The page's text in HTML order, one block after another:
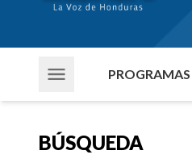
PROGRAMAS
BÚSQUEDA